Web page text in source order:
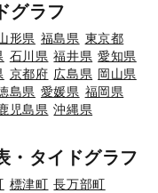
グラフ
形県 福島県 東京都
石川県 福井県 愛知県
京都府 広島県 岡山県
島県 愛媛県 福岡県
児島県 沖縄県
・タイドグラフ
標津町 長万部町